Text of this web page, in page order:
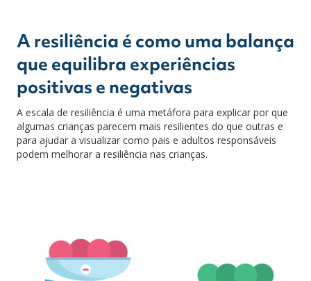
A resiliência é como uma balança
que equilibra experiências
positivas e negativas
A escala de resiliência é uma metáfora para explicar por que
algumas crianças parecem mais resilientes do que outras e
para ajudar a visualizar como pais e adultos responsáveis
podem melhorar a resiliência nas crianças.